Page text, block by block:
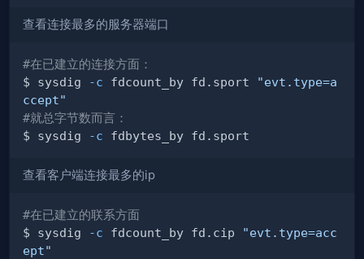
查看连接最多的服务器端口
#在已建立的连接方面：
$ sysdig
-c fdcount_by fd.sport
"evt.type=a
ccept"
#就总字节数而言：
$ sysdig
-c
查看客户端连接最多的ip
#在已建立的联系方面
$ sysdig
-c fdcount_by fd.cip
"evt.type=acc
ept"